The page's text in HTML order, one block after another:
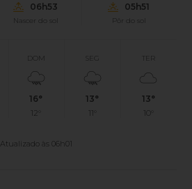
06h53
Nascer do sol
05h51
Pôr do sol
DOM
16°
12°
SEG
13°
11°
TER
13°
10°
Atualizado às 06h01